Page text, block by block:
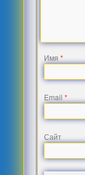
Имя*
Email*
Сайт